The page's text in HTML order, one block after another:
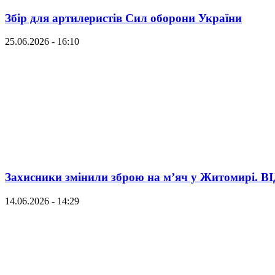
Збір для артилеристів Сил оборони України
25.06.2026 - 16:10
Захисники змінили зброю на м’яч у Житомирі.
14.06.2026 - 14:29